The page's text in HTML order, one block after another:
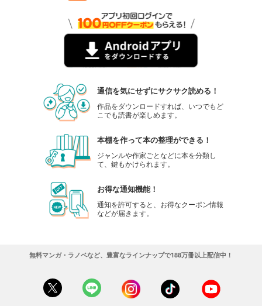
通信を気にせずにサクサク読める！
作品をダウンロードすれば、いつでもど
こでも読書が楽しめます。
本棚を作って本の整理ができる！
ジャンルや作家ごとなどに本を分類し
て、鍵もかけられます。
お得な通知機能！
通知を許可すると、お得なクーポン情報
などが届きます。
無料マンガ・ラノベなど、豊富なラインナップで188万冊以上配信中！